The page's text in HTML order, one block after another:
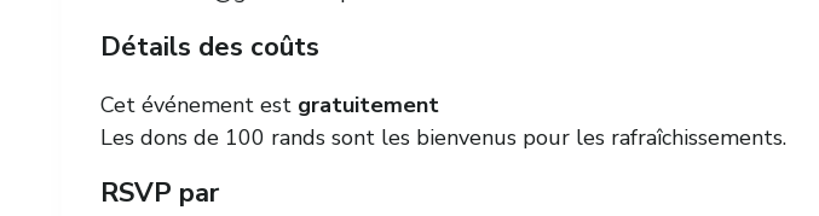
Détails des coûts
Cet événement est gratuitement
Les dons de 100 rands sont les bienvenus pour les rafraîchissements.
RSVP par